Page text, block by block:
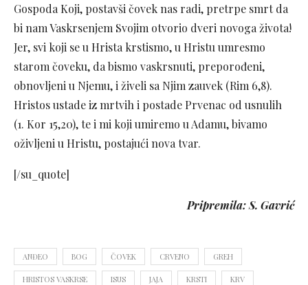
Gospoda Koji, postavši čovek nas radi, pretrpe smrt da
bi nam Vaskrsenjem Svojim otvorio dveri novoga života!
Jer, svi koji se u Hrista krstismo, u Hristu umresmo
starom čoveku, da bismo vaskrsnuti, preporođeni,
obnovljeni u Njemu, i živeli sa Njim zauvek (Rim 6,8).
Hristos ustade iz mrtvih i postade Prvenac od usnulih
(1. Kor 15,20), te i mi koji umiremo u Adamu, bivamo
oživljeni u Hristu, postajući nova tvar.
[/su_quote]
Pripremila: S. Gavrić
ANĐEO BOG ČOVEK CRVENO GREH
HRISTOS VASKRSE ISUS JAJA KRSTI KRV